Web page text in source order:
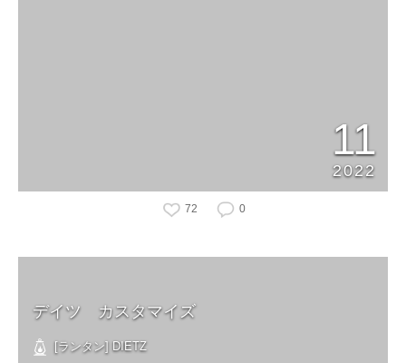
11
2022
72 0
デイツ カスタマイズ
[ランタン] DIETZ